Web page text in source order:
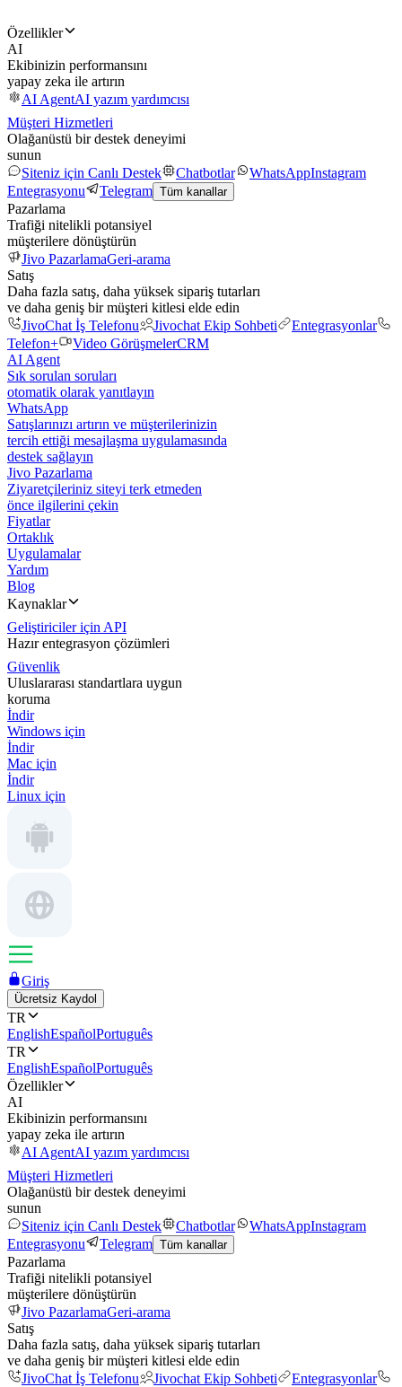
Özellikler
AI
Ekibinizin performansını
yapay zeka ile artırın
AI AgentAI yazım yardımcısı
Müşteri Hizmetleri
Olağanüstü bir destek deneyimi
sunun
Siteniz için Canlı Destek
Chatbotlar WhatsAppInstagram
Entegrasyonu
Telegram Tüm kanallar
Pazarlama
Trafiği nitelikli potansiyel
müşterilere dönüştürün
Jivo PazarlamaGeri-arama
Satış
Daha fazla satış, daha yüksek sipariş tutarları
ve daha geniş bir müşteri kitlesi elde edin
JivoChat İş Telefonu
Jivochat Ekip Sohbeti
Entegrasyonlar
Telefon+
Video GörüşmelerCRM
AI Agent
Sık sorulan soruları
otomatik olarak yanıtlayın
WhatsApp
Satışlarınızı artırın ve müşterilerinizin
tercih ettiği mesajlaşma uygulamasında
destek sağlayın
Jivo Pazarlama
Ziyaretçileriniz siteyi terk etmeden
önce ilgilerini çekin
Fiyatlar
Ortaklık
Uygulamalar
Yardım
Blog
Kaynaklar
Geliştiriciler için API
Hazır entegrasyon çözümleri
Güvenlik
Uluslararası standartlara uygun
koruma
İndir
Windows için
İndir
Mac için
İndir
Linux için
Giriş
Ücretsiz Kaydol
TR
EnglishEspañolPortuguês
TR
EnglishEspañolPortuguês
Özellikler
AI
Ekibinizin performansını
yapay zeka ile artırın
AI AgentAI yazım yardımcısı
Müşteri Hizmetleri
Olağanüstü bir destek deneyimi
sunun
Siteniz için Canlı Destek
Chatbotlar WhatsAppInstagram
Entegrasyonu
Telegram Tüm kanallar
Pazarlama
Trafiği nitelikli potansiyel
müşterilere dönüştürün
Jivo PazarlamaGeri-arama
Satış
Daha fazla satış, daha yüksek sipariş tutarları
ve daha geniş bir müşteri kitlesi elde edin
JivoChat İş Telefonu
Jivochat Ekip Sohbeti
Entegrasyonlar